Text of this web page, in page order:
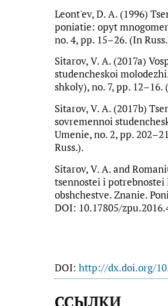
Leont'ev, D. A. (1996)
poniatie: opyt
no. 4, pp. 15–26. (In
Sitarov, V. A. (2017a)
studencheskoi
shkoly), no. 7, pp. 12–16.
Sitarov, V. A. (2017b)
sovremennoi
Umenie, no. 2, pp.
Russ.).
Sitarov, V. A. and
tsennostei i
obshchestve. Znanie.
DOI: 10.17805/
DOI: http://dx.doi.org/
ССЫЛКИ